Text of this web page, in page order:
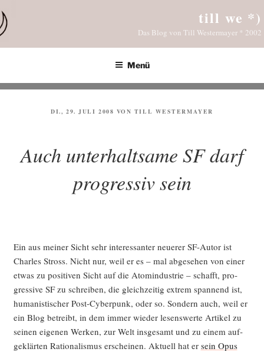
Inhalt
springen
till we *)
Das Blog von Till Westermayer * 2002
Menü
VERÖFFENTLICHT
DI., 29. JULI 2008 VON TILL WESTERMAYER
Auch unterhaltsame SF darf
progressiv sein
Ein aus mei­ner Sicht sehr inter­es­san­ter neue­rer SF-Autor ist
Charles Stross. Nicht nur, weil er es – mal abge­se­hen von einer
etwas zu posi­ti­ven Sicht auf die Atom­in­dus­trie – schafft, pro­
gres­si­ve SF zu schrei­ben, die gleich­zei­tig extrem span­nend ist,
huma­nis­ti­scher Post-Cyber­punk, oder so. Son­dern auch, weil er
ein Blog betreibt, in dem immer wie­der lesens­wer­te Arti­kel zu
sei­nen eige­nen Wer­ken, zur Welt ins­ge­samt und zu einem auf­
ge­klär­ten Ratio­na­lis­mus erschei­nen. Aktu­ell hat er sein Opus